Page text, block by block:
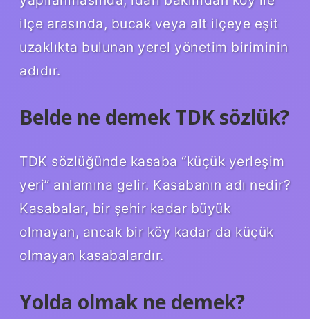
ilçe arasında, bucak veya alt ilçeye eşit
uzaklıkta bulunan yerel yönetim biriminin
adıdır.
Belde ne demek TDK sözlük?
TDK sözlüğünde kasaba “küçük yerleşim
yeri” anlamına gelir. Kasabanın adı nedir?
Kasabalar, bir şehir kadar büyük
olmayan, ancak bir köy kadar da küçük
olmayan kasabalardır.
Yolda olmak ne demek?